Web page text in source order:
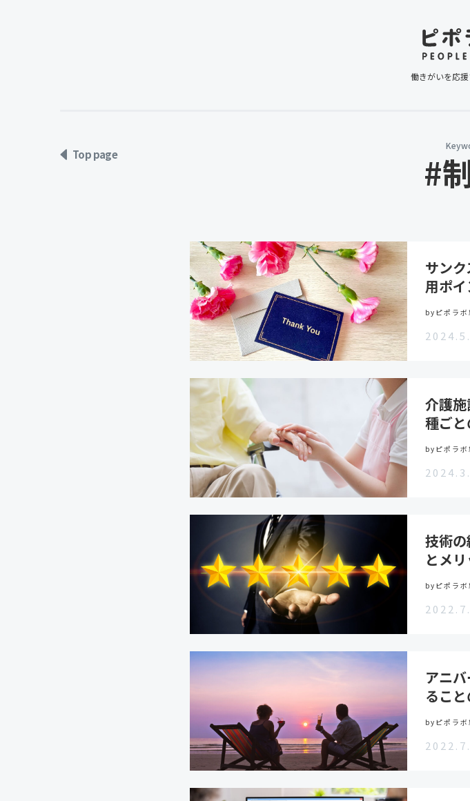
働きがいを応
#
Top page
サン
用ポ
byピポラボ
介護
種ご
byピポラボ
技術
とメ
byピポラボ
アニ
るこ
byピポラボ